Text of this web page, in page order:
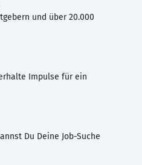
und über 20.000
Impulse für ein
Du Deine Job-Suche